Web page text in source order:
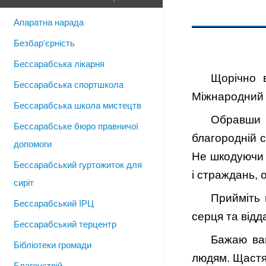
Щорічно
Міжнародний
Обравши
благородній
Не шкодуючи
і страждань,
Прийміть
серця та
Бажаю
людям.
Апаратна нарада
Безбар'єрність
Бессарабська лікарня
Бессарабська спортшкола
Бессарабська школа мистецтв
Бессарабське бюро правничої
допомоги
Бессарабський гуртожиток для
сиріт
Бессарабський ІРЦ
Бессарабський терцентр
Бібліотеки громади